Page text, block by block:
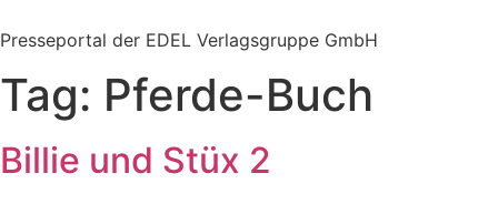
Inhalt
Presseportal der EDEL Verlagsgruppe GmbH
Tag: Pferde-Buch
Billie und Stüx 2